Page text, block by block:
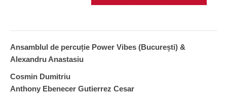
Ansamblul de percuție Power Vibes (București) &
Alexandru Anastasiu
Cosmin Dumitriu
Anthony Ebenecer Gutierrez Cesar